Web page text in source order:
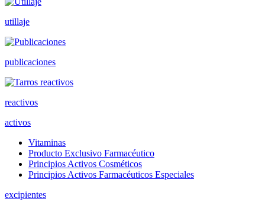
utillaje
publicaciones
reactivos
activos
Vitaminas
Producto Exclusivo Farmacéutico
Principios Activos Cosméticos
Principios Activos Farmacéuticos Especiales
excipientes